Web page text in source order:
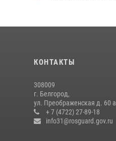
КОНТАКТЫ
308009
г. Белгород,
ул. Преображенская д. 60 а
+ 7 (4722) 27-89-18
info31@rosguard.gov.ru